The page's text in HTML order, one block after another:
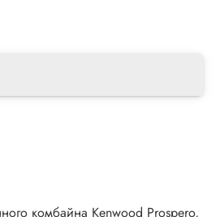
комбайна Kenwood Prospero,